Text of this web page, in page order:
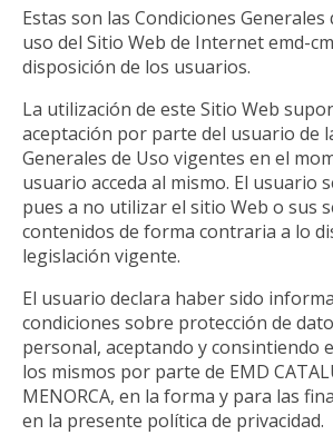
Estas son las Condiciones
uso del Sitio Web de Internet emd-
disposición de los usuarios.
La utilización de este Sitio Web
aceptación por parte del usuario de
Generales de Uso vigentes en el
usuario acceda al mismo. El usuario
pues a no utilizar el sitio Web o sus
contenidos de forma contraria a lo
legislación vigente.
El usuario declara haber sido
condiciones sobre protección de
personal, aceptando y consintiendo
los mismos por parte de EMD
MENORCA, en la forma y para las
en la presente política de privacidad.